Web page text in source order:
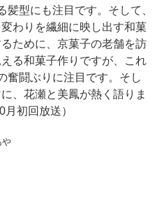
型にも注目です。そして、
わりを繊細に映し出す和菓
ために、京菓子の老舗を訪
る和菓子作りですが、これ
奮闘ぶりに注目です。そし
、花瀬と美鳳が熱く語りま
初回放送）
や